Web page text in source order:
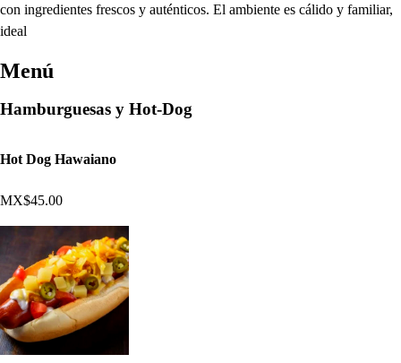
con ingredientes frescos y auténticos. El ambiente es cálido y familiar,
ideal
Menú
Hamburguesas y Hot-Dog
Hot Dog Hawaiano
MX$45.00